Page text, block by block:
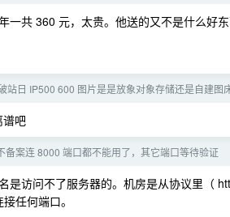
共 360 元，太贵。他送的又不是什么好东
站日 IP500 600 图片是是放象对象存储还是自建图
谱吧
备案连 8000 端口都不能用了，其它端口等待验证
是访问不了服务器的。机房是从协议里（
任何端口。